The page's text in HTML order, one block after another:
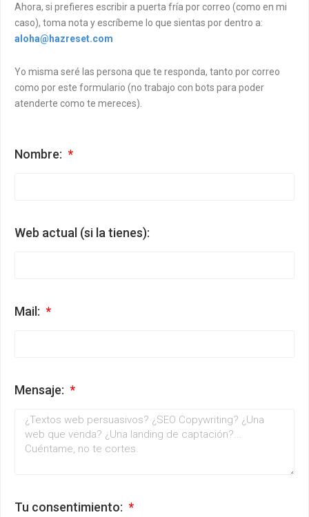
Ahora, si prefieres escribir a puerta fría por correo (como en mi
caso), toma nota y escríbeme lo que sientas por dentro a:
aloha@hazreset.com
Yo misma seré las persona que te responda, tanto por correo
como por este formulario (no trabajo con bots para poder
atenderte como te mereces).
Nombre:
Web actual (si la tienes):
Mail:
Mensaje:
Tu consentimiento: